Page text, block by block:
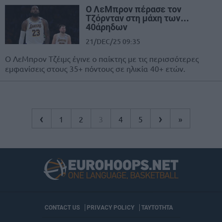
Ο ΛεΜπρον πέρασε τον
Τζόρνταν στη μάχη των…
40άρηδων
21/DEC/25 09:35
Ο ΛεΜπρον Τζέιμς έγινε ο παίκτης με τις περισσότερες
εμφανίσεις στους 35+ πόντους σε ηλικία 40+ ετών.
‹ 1 2 3 4 5 › »
CONTACT US PRIVACY POLICY ΤΑΥΤΟΤΗΤΑ